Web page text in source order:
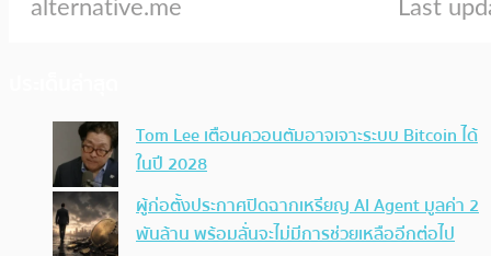
Tom Lee เตือนควอนตัมอาจเจาะระบบ Bitcoin ได้
ในปี 2028
ผู้ก่อตั้งประกาศปิดฉากเหรียญ AI Agent มูลค่า 2
พันล้าน พร้อมลั่นจะไม่มีการช่วยเหลืออีกต่อไป